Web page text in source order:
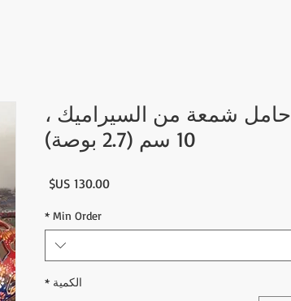
20x حامل شمعة من السيراميك ،
10 سم (2.7 بوصة)
Min Order
*
الكمية *